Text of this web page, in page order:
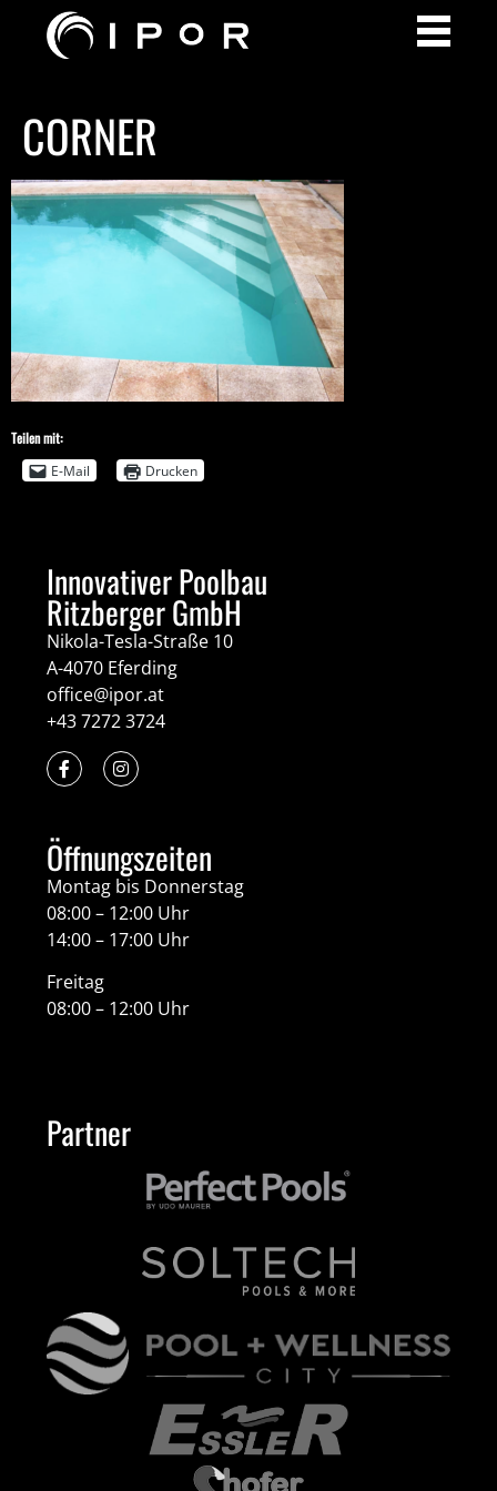
CORNER
Teilen mit:
E-Mail
Drucken
Innovativer Poolbau
Ritzberger GmbH
Nikola-Tesla-Straße 10
A-4070 Eferding
office@ipor.at
+43 7272 3724
Öffnungszeiten
Montag bis Donnerstag
08:00 – 12:00 Uhr
14:00 – 17:00 Uhr
Freitag
08:00 – 12:00 Uhr
Partner